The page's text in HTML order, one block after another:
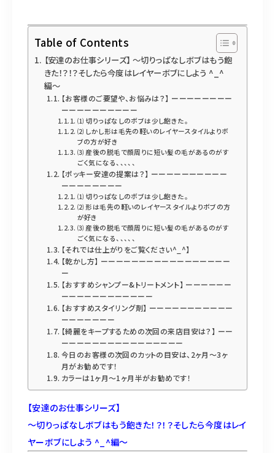
Table of Contents
【安達のお仕事シリーズ】 〜切りっぱなしボブはもう飽
きた！？！？そしたら今度はレイヤーボブにしよう ^_^
編〜
【お客様のご要望や、お悩みは？】 ーーーーーーーー
ーーーーーーーーーー
⑴ 切りっぱなしのボブは少し飽きた。
⑵ しかし形は毛先の軽いのレイヤースタイルよりボ
ブの方が好き
⑶ 産後の脱毛で顔周りに短い髪の毛があるのがす
ごく気になる、、、、、
【ポッキー安達の提案は？】 ーーーーーーーーーー
ーーーーーーーー
⑴ 切りっぱなしのボブは少し飽きた。
⑵ 形は毛先の軽いのレイヤースタイルよりボブの方
が好き
⑶ 産後の脱毛で顔周りに短い髪の毛があるのがす
ごく気になる、、、、、
【それでは仕上がりをご覧ください^_^】
【乾かし方】 ーーーーーーーーーーーーーーーーー
ー
【おすすめシャンプー&トリートメント】 ーーーーーー
ーーーーーーーーーーーー
【おすすめスタイリング剤】 ーーーーーーーーーーー
ーーーーーーー
【綺麗をキープするための次回の来店目安は？】 ーー
ーーーーーーーーーーーーーーーー
今日のお客様の次回のカットの目安は、2ヶ月〜3ヶ
月がお勧めです！
カラーは1ヶ月〜1ヶ月半がお勧めです！
【安達のお仕事シリーズ】
〜切りっぱなしボブはもう飽きた！？！？そしたら今度はレイ
ヤーボブにしよう ^_^編〜